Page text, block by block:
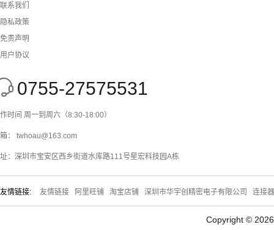
联系我们
隐私政策
免责声明
用户协议
0755-27575531
时间 周一到周六（8:30-18:00）
： twhoau@163.com
：深圳市宝安区西乡街道水库路111号星宏科技园A栋
友情链接: 友情链接 阿里旺铺 淘宝店铺 深圳市华宇创精密电子有限公司 连接
Copyright ©